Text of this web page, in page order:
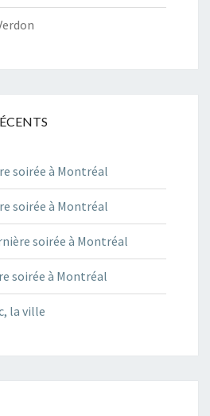
soirée à Montréal
soirée à Montréal
soirée à Montréal
soirée à Montréal
la ville